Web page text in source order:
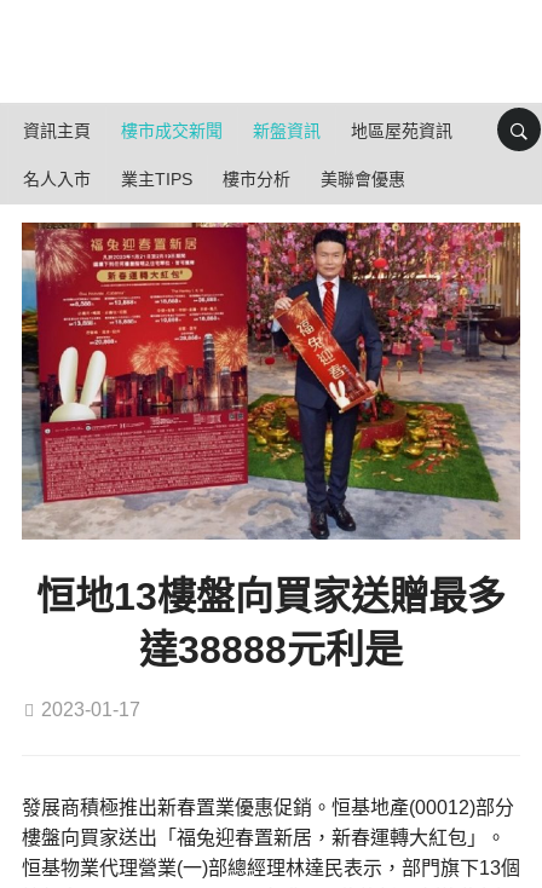
資訊主頁 樓市成交新聞 新盤資訊 地區屋苑資訊
名人入市 業主TIPS 樓市分析 美聯會優惠
恒地13樓盤向買家送贈最多
達38888元利是
2023-01-17
發展商積極推出新春置業優惠促銷。恒基地產(00012)部分
樓盤向買家送出「福兔迎春置新居，新春運轉大紅包」。
恒基物業代理營業(一)部總經理林達民表示，部門旗下13個